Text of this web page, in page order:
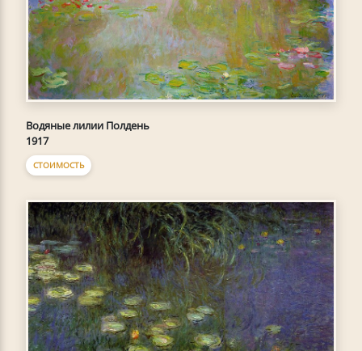
Водяные лилии Полдень
1917
СТОИМОСТЬ